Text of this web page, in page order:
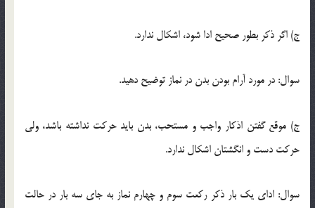
ج) اگر ذكر بطور صحیح ادا شود، اشكال ندارد.
سوال: در مورد آرام بودن بدن در نماز توضیح دهید.
ج) موقع گفتن اذکار واجب و مستحب، بدن باید حرکت نداشته باشد، ولى
حرکت دست و انگشتان اشکال ندارد.
سوال: اداى یک بار ذكر ركعت سوم و چهارم نماز به جاى سه بار در حالت